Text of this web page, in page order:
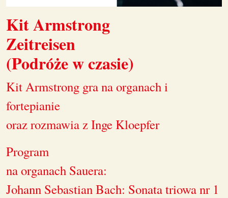
Kit Armstrong
Zeitreisen
(Podróże w czasie)
Kit Armstrong gra na organach i
fortepianie
oraz rozmawia z Inge Kloepfer
Program
na organach Sauera:
Johann Sebastian Bach: Sonata triowa nr 1